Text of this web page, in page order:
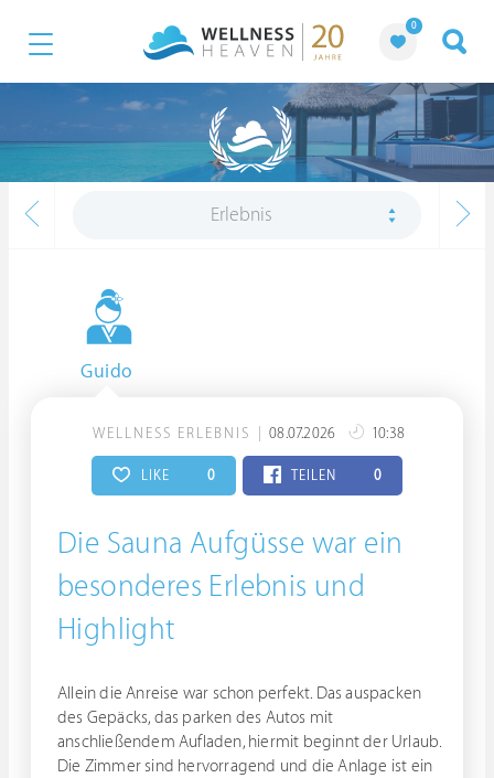
0
Erlebnis
Guido
WELLNESS ERLEBNIS 08.07.2026 10:38
LIKE 0 TEILEN 0
Die Sauna Aufgüsse war ein
besonderes Erlebnis und
Highlight
Allein die Anreise war schon perfekt. Das auspacken
des Gepäcks, das parken des Autos mit
anschließendem Aufladen, hiermit beginnt der Urlaub.
Die Zimmer sind hervorragend und die Anlage ist ein